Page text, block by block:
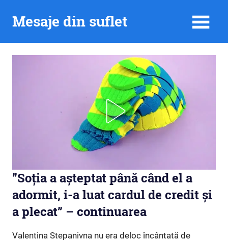
Mesaje din suflet
”Soția a așteptat până când el a
adormit, i-a luat cardul de credit și
a plecat” – continuarea
Valentina Stepanivna nu era deloc încântată de